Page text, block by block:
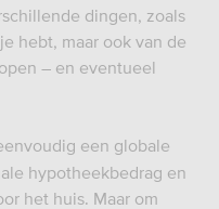
dingen, zoals
hebt, maar ook van de
– en eventueel
een globale
hypotheekbedrag en
het huis. Maar om